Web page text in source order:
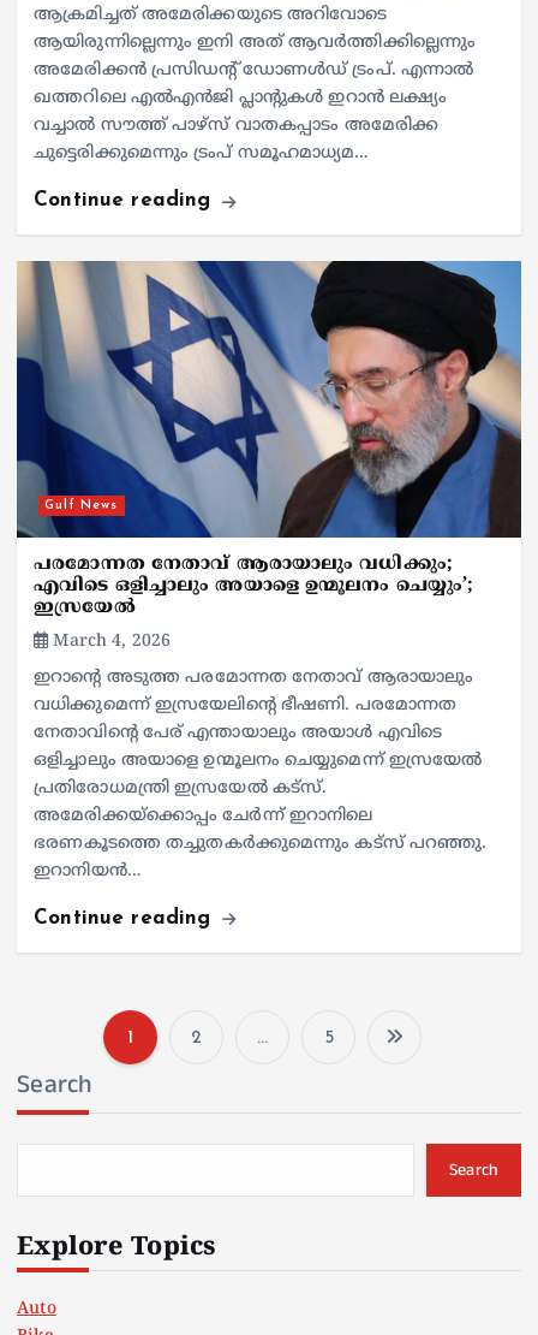
ആക്രമിച്ചത് അമേരിക്കയുടെ അറിവോടെ
ആയിരുന്നില്ലെന്നും ഇനി അത് ആവര്‍ത്തിക്കില്ലെന്നും
അമേരിക്കന്‍ പ്രസിഡന്റ് ഡോണള്‍ഡ് ട്രംപ്. എന്നാല്‍
ഖത്തറിലെ എല്‍എന്‍ജി പ്ലാന്റുകള്‍ ഇറാന്‍ ലക്ഷ്യം
വച്ചാല്‍ സൗത്ത് പാഴ്സ് വാതകപ്പാടം അമേരിക്ക
ചുട്ടെരിക്കുമെന്നും ട്രംപ് സമൂഹമാധ്യമ…
Continue reading
Gulf News
പരമോന്നത നേതാവ് ആരായാലും വധിക്കും;
എവിടെ ഒളിച്ചാലും അയാളെ ഉന്മൂലനം ചെയ്യും’;
ഇസ്രയേൽ
March 4, 2026
ഇറാന്റെ അടുത്ത പരമോന്നത നേതാവ് ആരായാലും
വധിക്കുമെന്ന് ഇസ്രയേലിന്റെ ഭീഷണി. പരമോന്നത
നേതാവിന്റെ പേര് എന്തായാലും അയാൾ എവിടെ
ഒളിച്ചാലും അയാളെ ഉന്മൂലനം ചെയ്യുമെന്ന് ഇസ്രയേൽ
പ്രതിരോധമന്ത്രി ഇസ്രയേൽ കട്‌സ്.
അമേരിക്കയ്‌ക്കൊപ്പം ചേർന്ന് ഇറാനിലെ
ഭരണകൂടത്തെ തച്ചുതകർക്കുമെന്നും കട്‌സ് പറഞ്ഞു.
ഇറാനിയൻ…
Continue reading
s
1 2 … 5
Search
Search
Explore Topics
Auto